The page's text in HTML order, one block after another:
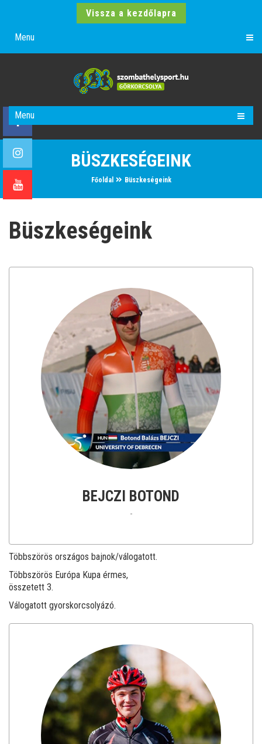
Vissza a kezdőlapra
Menu
Menu
BÜSZKESÉGEINK
Főoldal Büszkeségeink
Büszkeségeink
BEJCZI BOTOND
-
Többszörös országos bajnok/válogatott.
Többszörös Európa Kupa érmes,
összetett 3.
Válogatott gyorskorcsolyázó.